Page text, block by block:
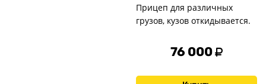
Прицеп для различных
грузов, кузов откидывается.
76 000